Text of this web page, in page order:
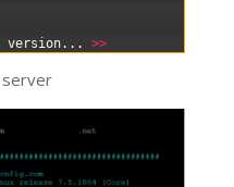
version. . . >>
server